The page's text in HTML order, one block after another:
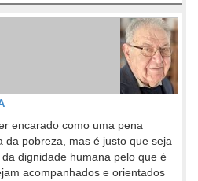
encarado como uma pena
da pobreza, mas é justo que seja
dignidade humana pelo que é
acompanhados e orientados